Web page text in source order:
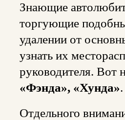
Знающие
торгующие
удалении от
узнать их
руководителя. Вот
«Фэнда», «Хунда».
Отдельного